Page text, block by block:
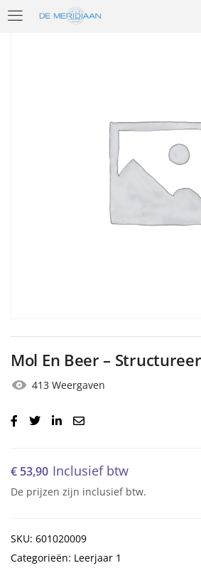
INLOGGEN
Mol En Beer –
413 Weergaven
€ 53,90 Inclusief btw
De prijzen zijn inclusief btw.
SKU: 601020009
Categorieën: Leerjaar 1